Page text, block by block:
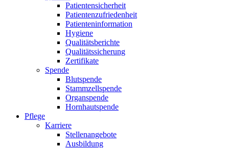
Patientensicherheit
Patientenzufriedenheit
Patienteninformation
Hygiene
Qualitätsberichte
Qualitätssicherung
Zertifikate
Spende
Blutspende
Stammzellspende
Organspende
Hornhautspende
Pflege
Karriere
Stellenangebote
Ausbildung